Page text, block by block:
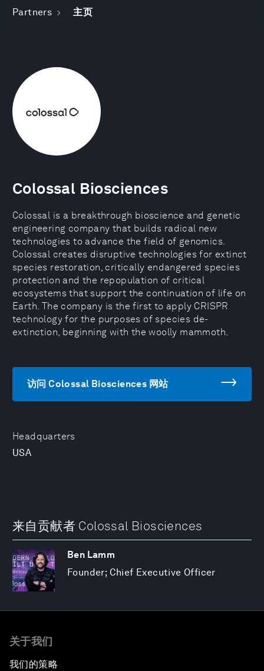
Partners 主页
Headquarters
USA
Colossal Biosciences
Colossal is a breakthrough bioscience and genetic
engineering company that builds radical new
technologies to advance the field of genomics.
Colossal creates disruptive technologies for extinct
species restoration, critically endangered species
protection and the repopulation of critical
ecosystems that support the continuation of life on
Earth. The company is the first to apply CRISPR
technology for the purposes of species de-
extinction, beginning with the woolly mammoth.
访问 Colossal Biosciences 网站
来自贡献者 Colossal Biosciences
Ben Lamm
Founder; Chief Executive Officer
关于我们
我们的策略